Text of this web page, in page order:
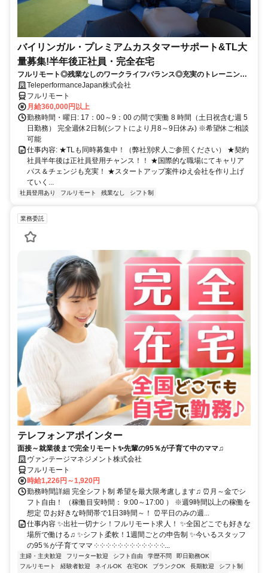
バイリンガル・プレミアムカスタマーサポート&TL大
量募集!半年後正社員・完全在宅
フルリモート◎残業なしのワークライフバランス◎充実のトレーニング
◎語学を活かして将来キャリア有望
TeleperformanceJapan株式会社
フルリモート
月給360,000円以上
勤務時間・曜日: 17：00～9：00 の間で実働 8 時間（土日祝含む週 5
日勤務） 完全週休2日制(シフトにより月8～9日休み) ※希望休ご相談
可能
仕事内容: ★TLも同時募集中！（弊社別求人ご参照ください） ★契約
社員半年後は正社員登用チャンス！！ ★国際的な職場にてキャリア
パス＆チェンジも充実！ ★スタートアップ案件ゆえ会社を作り上げ
ていく...
社員登用あり フルリモート 残業なし シフト制
業務委託
テレフォンアポインター
面接～就業後まで完全リモート✨先輩の95％が子育て中のママ♫
ヴァンテージマネジメント株式会社
フルリモート
時給1,226円～1,920円
勤務時間詳細 完全シフト制 希望を最大限考慮します♫ ⏰月～金でシ
フト自由！ （稼働目安時間： 9:00～17:00 ） ※週9時間以上の稼働を
想定 ⏰お好きな時間帯で1日3時間～！ ⏰平日のみの週...
仕事内容 ✨出社一切ナシ！フルリモート求人！ ✨全国どこでも好きな
場所で働ける♫ ✨シフト柔軟！1週間ごとの申告制 ✨今いるスタッフ
の95％が子育てママ ༶ ༶ ༶ ༶ ༶ ༶ ༶ ༶ ༶ ༶ ༶ ༶...
主婦・主夫歓迎 フリーター歓迎 シフト自由 学歴不問
即日勤務OK
フルリモート
経験者歓迎 ネイルOK 在宅OK ブランクOK 長期歓迎
シフト制